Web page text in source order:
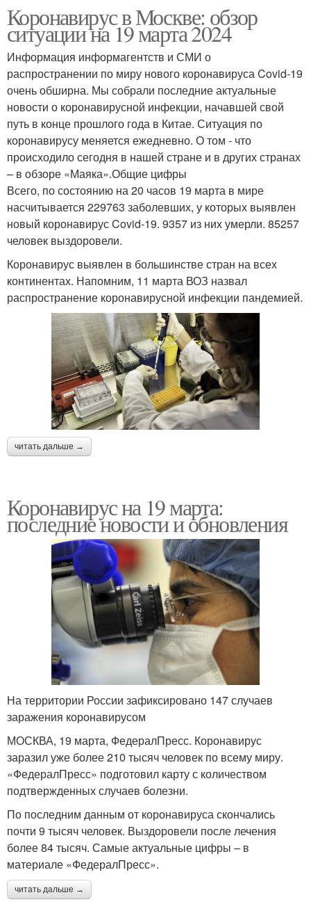
Коронавирус в Москве: обзор
ситуации на 19 марта 2024
Информация информагентств и СМИ о
распространении по миру нового коронавируса Covid-19
очень обширна. Мы собрали последние актуальные
новости о коронавирусной инфекции, начавшей свой
путь в конце прошлого года в Китае. Ситуация по
коронавирусу меняется ежедневно. О том - что
происходило сегодня в нашей стране и в других странах
– в обзоре «Маяка».Общие цифры
Всего, по состоянию на 20 часов 19 марта в мире
насчитывается 229763 заболевших, у которых выявлен
новый коронавирус Covid-19. 9357 из них умерли. 85257
человек выздоровели.
Коронавирус выявлен в большинстве стран на всех
континентах. Напомним, 11 марта ВОЗ назвал
распространение коронавирусной инфекции пандемией.
читать дальше →
Коронавирус на 19 марта:
последние новости и обновления
На территории России зафиксировано 147 случаев
заражения коронавирусом
МОСКВА, 19 марта, ФедералПресс. Коронавирус
заразил уже более 210 тысяч человек по всему миру.
«ФедералПресс» подготовил карту с количеством
подтвержденных случаев болезни.
По последним данным от коронавируса скончались
почти 9 тысяч человек. Выздоровели после лечения
более 84 тысяч. Самые актуальные цифры – в
материале «ФедералПресс».
читать дальше →